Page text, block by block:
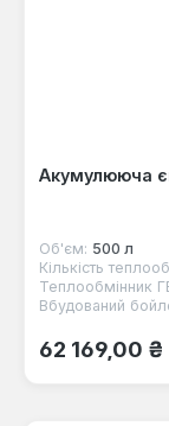
Акумулююча
Об'єм: 500 л
Кількість
Теплообмінник
Вбудований
Звичайна
62 169,00 ₴